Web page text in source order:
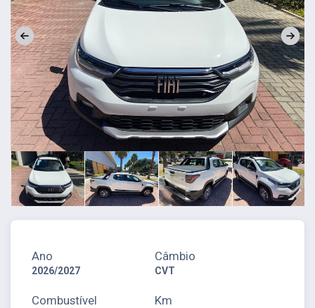
Ano
2026/2027
Câmbio
CVT
Combustível Km